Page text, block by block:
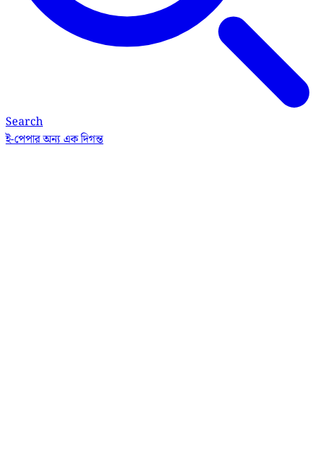
Search
ই-পেপারঅন্য এক দিগন্ত